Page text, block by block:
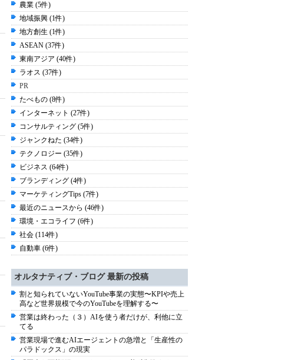
農業 (5件)
地域振興 (1件)
地方創生 (1件)
ASEAN (37件)
東南アジア (40件)
ラオス (37件)
PR
たべもの (8件)
インターネット (27件)
コンサルティング (5件)
ジャンクねた (34件)
テクノロジー (35件)
ビジネス (64件)
ブランディング (4件)
マーケティングTips (7件)
最近のニュースから (46件)
環境・エコライフ (6件)
社会 (114件)
自動車 (6件)
オルタナティブ・ブログ 最新の投稿
割と知られていないYouTube事業の実態〜KPIや売上
高など世界規模で今のYouTubeを理解する〜
営業は終わった（３）AIを使う者だけが、利他に立
てる
営業現場で進むAIエージェントの急増と「生産性の
パラドックス」の現実